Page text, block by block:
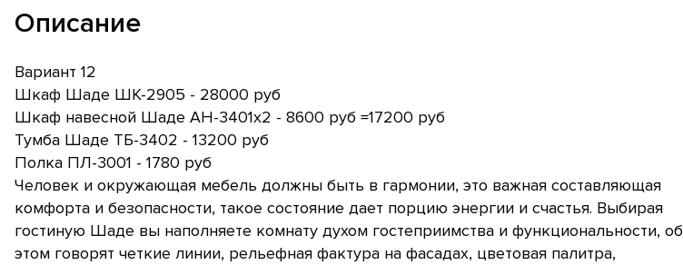
Описание
Вариант 12
Шкаф Шаде ШК-2905 - 28000 руб
Шкаф навесной Шаде АН-3401х2 - 8600 руб =17200 руб
Тумба Шаде ТБ-3402 - 13200 руб
Полка ПЛ-3001 - 1780 руб
Человек и окружающая мебель должны быть в гармонии, это важная составляющая
комфорта и безопасности, такое состояние дает порцию энергии и счастья. Выбирая
гостиную Шаде вы наполняете комнату духом гостеприимства и функциональности, об
этом говорят четкие линии, рельефная фактура на фасадах, цветовая палитра,